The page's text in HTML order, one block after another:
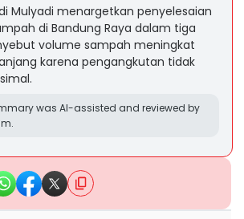
Mulyadi menargetkan penyelesaian
di Bandung Raya dalam tiga
volume sampah meningkat
karena pengangkutan tidak
was AI-assisted and reviewed by